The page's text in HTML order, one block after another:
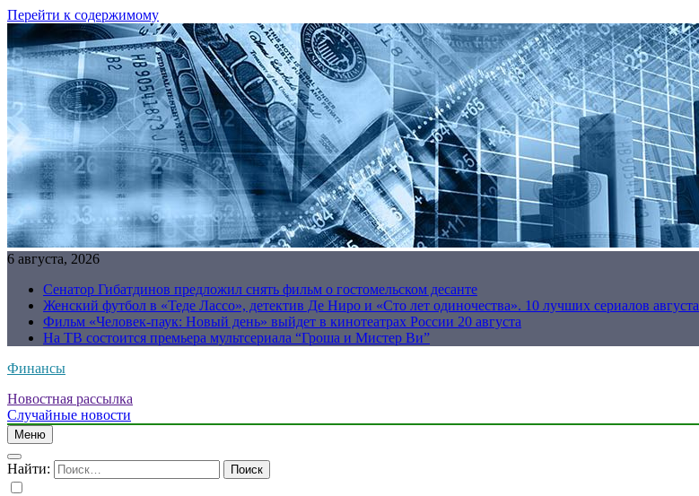
Перейти к содержимому
6 августа, 2026
Сенатор Гибатдинов предложил снять фильм о гостомельском десанте
Женский футбол в «Теде Лассо», детектив Де Ниро и «Сто лет одиночества». 10 лучших сериалов августа
Фильм «Человек-паук: Новый день» выйдет в кинотеатрах России 20 августа
На ТВ состоится премьера мультсериала “Гроша и Мистер Ви”
Финансы
Новостная рассылка
Случайные новости
Меню
Найти: